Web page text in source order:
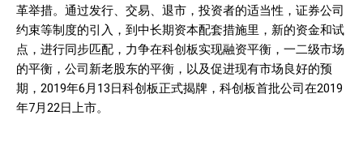
革举措。通过发行、交易、退市，投资者的适当性，证券公司
约束等制度的引入，到中长期资本配套措施里，新的资金和试
点，进行同步匹配，力争在科创板实现融资平衡，一二级市场
的平衡，公司新老股东的平衡，以及促进现有市场良好的预
期， 2019年6月 13 日科创板正式揭牌，科创板首批公司在2019
年7月 22日上市。